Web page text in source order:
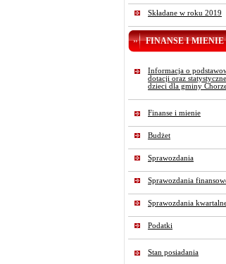
Składane w roku 2019
FINANSE I MIENIE
Informacja o
dotacji oraz
dzieci dla gminy
Finanse i mienie
Budżet
Sprawozdania
Sprawozdania
Sprawozdania
Podatki
Stan posiadania